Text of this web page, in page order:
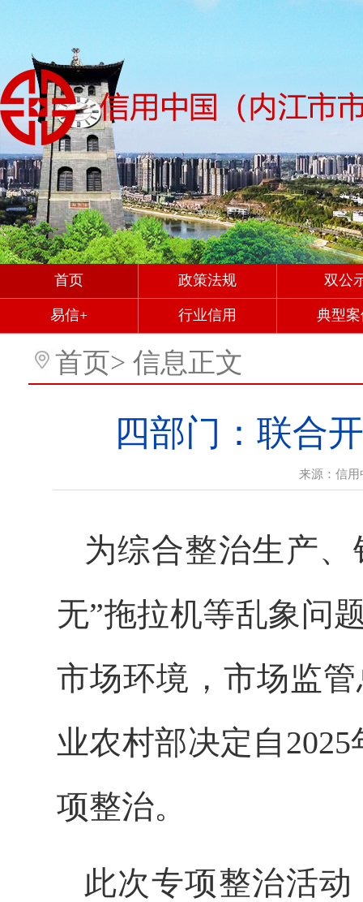
首页 政策法规 双公
易信+ 行业信用 典型
首页> 信息正文
四部门：联合
来源： 信用
为综合整治生产
无”拖拉机等乱象问
市场环境，市场监
业农村部决定自
项整治。
此次专项整治活